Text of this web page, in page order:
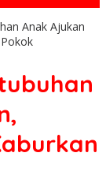
Anak Ajukan